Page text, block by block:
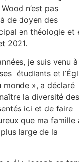
n’est pas
de doyen des
en théologie et
2021.
je suis venu à
étudiants et
», a déclaré
la diversité des
ici et de faire
que ma famille
large de la